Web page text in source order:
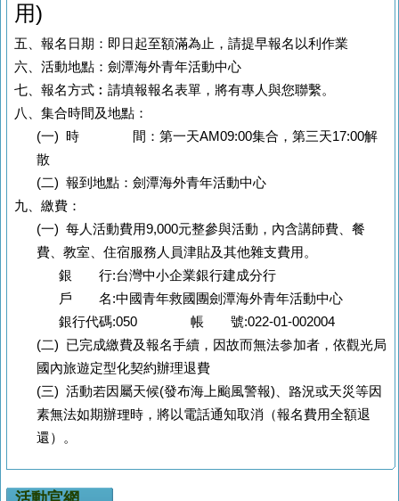
用)
五、報名日期：即日起至額滿為止，請提早報名以利作業
六、活動地點：劍潭海外青年活動中心
七、報名方式︰請填報報名表單，將有專人與您聯繫。
八、集合時間及地點：
(一) 時 間：第一天AM09:00集合，第三天17:00解
散
(二) 報到地點：劍潭海外青年活動中心
九、繳費：
(一) 每人活動費用9,000元整參與活動，內含講師費、餐
費、教室、住宿服務人員津貼及其他雜支費用。
銀 行:台灣中小企業銀行建成分行
戶 名:中國青年救國團劍潭海外青年活動中心
銀行代碼:050 帳 號:022-01-002004
(二) 已完成繳費及報名手續，因故而無法參加者，依觀光局
國內旅遊定型化契約辦理退費
(三) 活動若因屬天候(發布海上颱風警報)、路況或天災等因
素無法如期辦理時，將以電話通知取消（報名費用全額退
還）。